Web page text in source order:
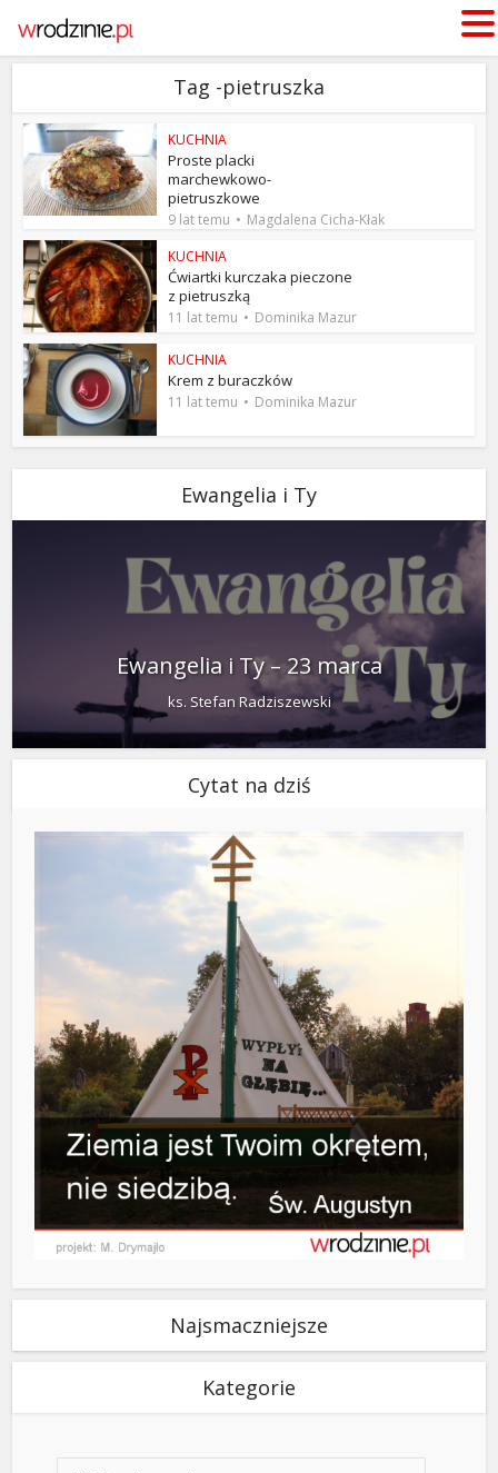
Tag -pietruszka
KUCHNIA
Proste placki
marchewkowo-
pietruszkowe
9 lat temu
Magdalena Cicha-Kłak
KUCHNIA
Ćwiartki kurczaka pieczone
z pietruszką
11 lat temu Dominika Mazur
KUCHNIA
Krem z buraczków
11 lat temu Dominika Mazur
Ewangelia i Ty
Ewangelia i Ty – 23 marca
ks. Stefan Radziszewski
Cytat na dziś
Najsmaczniejsze
Kategorie